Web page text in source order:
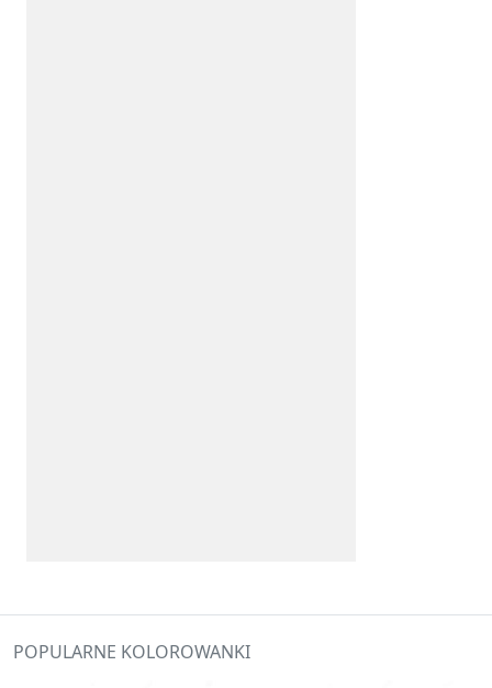
POPULARNE KOLOROWANKI